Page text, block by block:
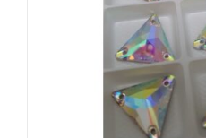
choisies
sur
la
page
du